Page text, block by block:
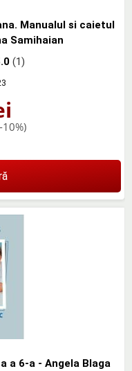
Manualul si caietul
Samihaian
(1)
10%)
a 6-a - Angela Blaga